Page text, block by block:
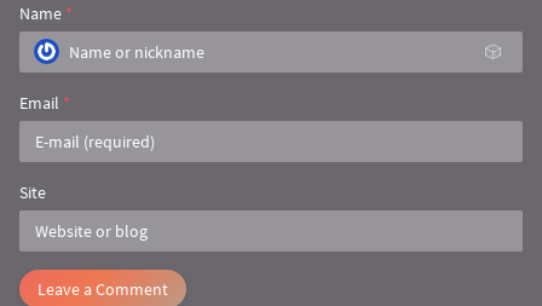
Name *
🎲
Email *
Site
Leave a Comment